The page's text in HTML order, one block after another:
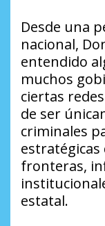
Desde una
nacional,
entendido
muchos
ciertas
de ser
criminales
estratégicas
fronteras,
estatal.